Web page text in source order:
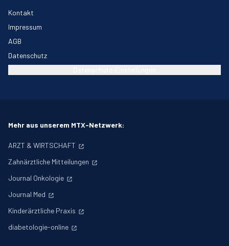
Kontakt
Impressum
AGB
Datenschutz
Mehr aus unserem MTX-Netzwerk:
ARZT & WIRTSCHAFT
Zahnärztliche Mitteilungen
Journal Onkologie
Journal Med
Kinderärztliche Praxis
diabetologie-online